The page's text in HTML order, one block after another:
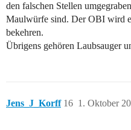
den falschen Stellen
Maulwürfe sind. Der OBI wird
bekehren.
Übrigens gehören Laubsauger
Jens_J_Korff 1. Oktober
16